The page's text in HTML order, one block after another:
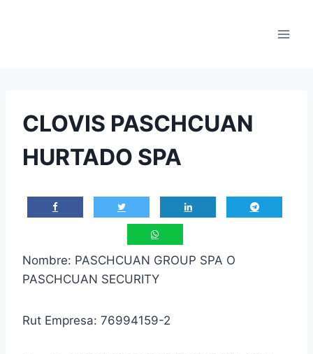
CLOVIS PASCHCUAN
HURTADO SPA
Nombre: PASCHCUAN GROUP SPA O
PASCHCUAN SECURITY
Rut Empresa: 76994159-2